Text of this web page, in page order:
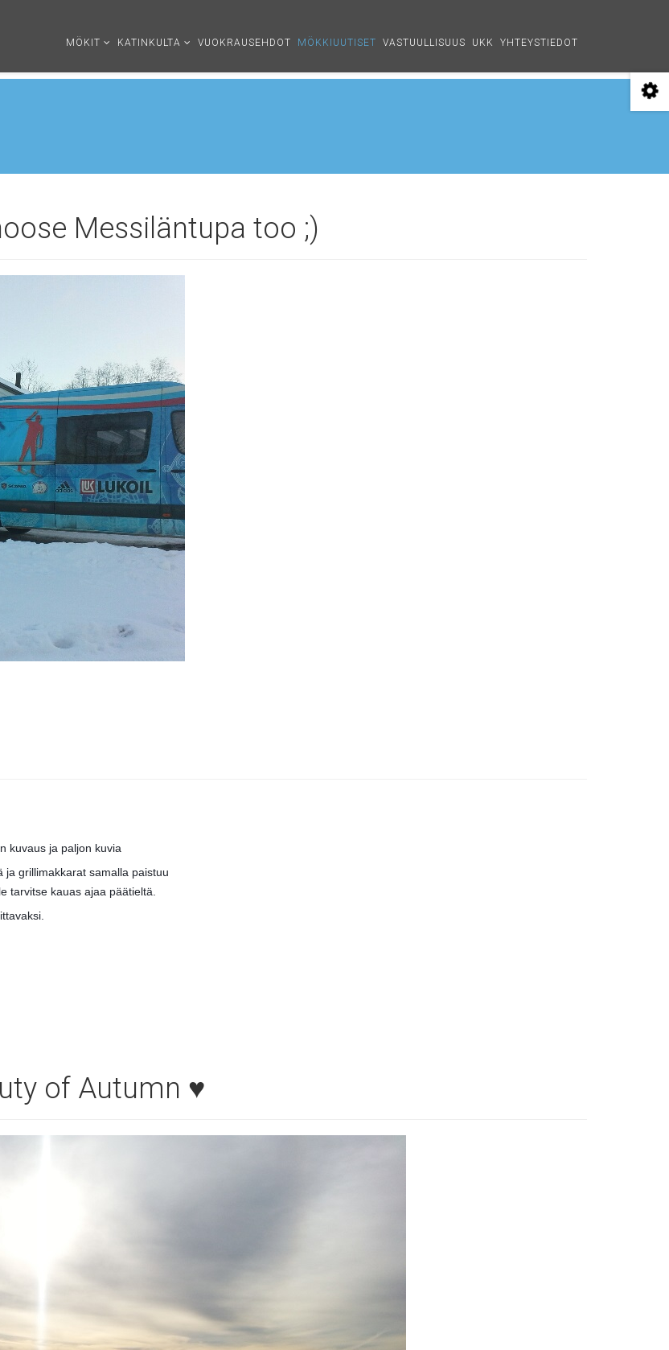
MÖKIT KATINKULTA VUOKRAUSEHDOT MÖKKIUUTISET VASTUULLISUUS UKK YHTEYSTIEDOT
Messiläntupa too ;)
kuvaus ja paljon kuvia
ja grillimakkarat samalla paistuu
tarvitse kauas ajaa päätieltä.
of Autumn ♥